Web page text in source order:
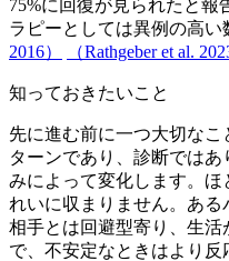
75%に回復が見られたと報
ラピーとしては異例の高い
2016）
（Rathgeber et al.
知っておきたいこと
先に進む前に一つ大切な
ターンであり、診断では
みによって変化します。ほ
れいに収まりません。あ
相手とは回避型寄り、生
で、不安定なときはより